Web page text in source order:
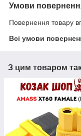
Умови
Повернення товару
Всі умови
З цим товаром